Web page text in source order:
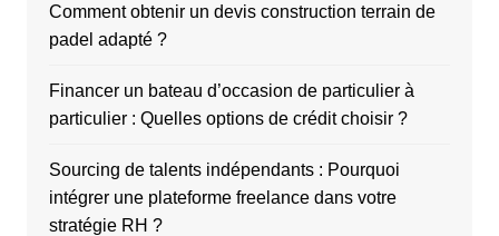
Comment obtenir un devis construction terrain de
padel adapté ?
Financer un bateau d’occasion de particulier à
particulier : Quelles options de crédit choisir ?
Sourcing de talents indépendants : Pourquoi
intégrer une plateforme freelance dans votre
stratégie RH ?